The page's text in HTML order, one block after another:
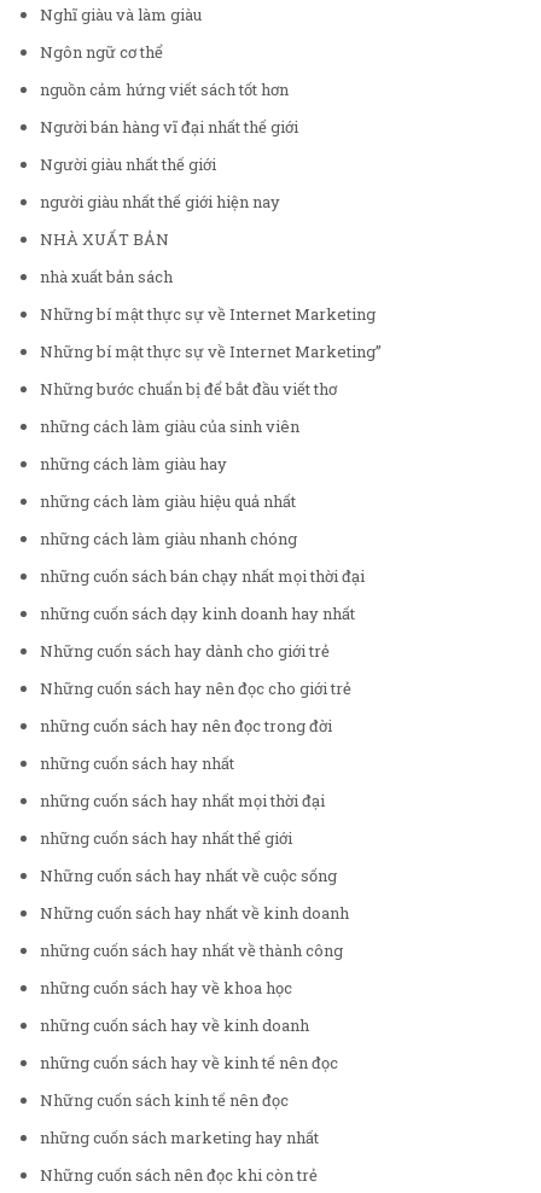
Nghĩ giàu và làm giàu
Ngôn ngữ cơ thể
nguồn cảm hứng viết sách tốt hơn
Người bán hàng vĩ đại nhất thế giới
Người giàu nhất thế giới
người giàu nhất thế giới hiện nay
NHÀ XUẤT BẢN
nhà xuất bản sách
Những bí mật thực sự về Internet Marketing
Những bí mật thực sự về Internet Marketing”
Những bước chuẩn bị để bắt đầu viết thơ
những cách làm giàu của sinh viên
những cách làm giàu hay
những cách làm giàu hiệu quả nhất
những cách làm giàu nhanh chóng
những cuốn sách bán chạy nhất mọi thời đại
những cuốn sách dạy kinh doanh hay nhất
Những cuốn sách hay dành cho giới trẻ
Những cuốn sách hay nên đọc cho giới trẻ
những cuốn sách hay nên đọc trong đời
những cuốn sách hay nhất
những cuốn sách hay nhất mọi thời đại
những cuốn sách hay nhất thế giới
Những cuốn sách hay nhất về cuộc sống
Những cuốn sách hay nhất về kinh doanh
những cuốn sách hay nhất về thành công
những cuốn sách hay về khoa học
những cuốn sách hay về kinh doanh
những cuốn sách hay về kinh tế nên đọc
Những cuốn sách kinh tế nên đọc
những cuốn sách marketing hay nhất
Những cuốn sách nên đọc khi còn trẻ